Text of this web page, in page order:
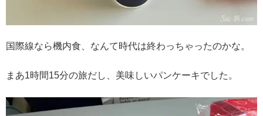
国際線なら機内食、なんて時代は終わっちゃったのかな。
まあ1時間15分の旅だし、美味しいパンケーキでした。